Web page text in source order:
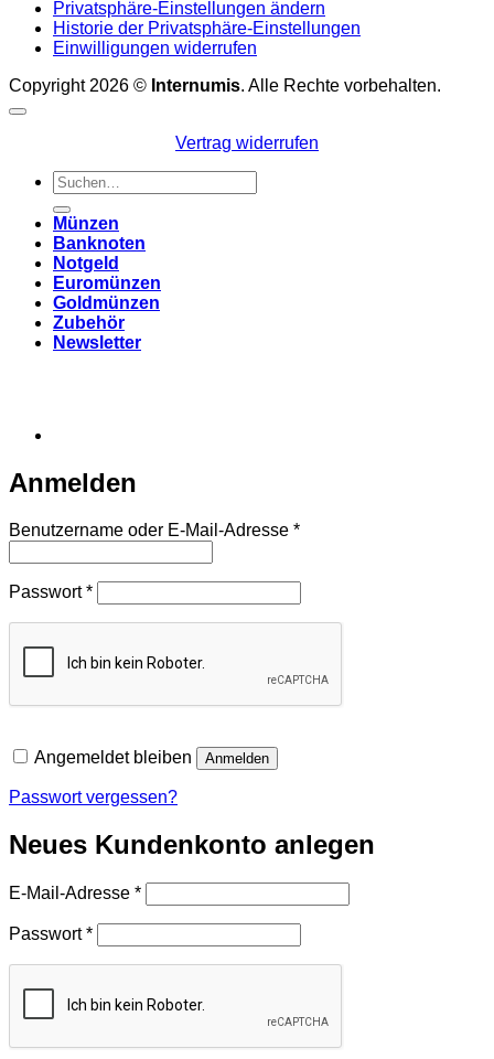
Privatsphäre-Einstellungen ändern
Historie der Privatsphäre-Einstellungen
Einwilligungen widerrufen
Copyright 2026 © Internumis. Alle Rechte vorbehalten.
Vertrag widerrufen
Suchen
nach:
Münzen
Banknoten
Notgeld
Euromünzen
Goldmünzen
Zubehör
Newsletter
Anmelden
Benutzername oder E-Mail-Adresse *Erforderlich
Passwort*Erforderlich
Angemeldet bleiben Anmelden
Passwort vergessen?
Neues Kundenkonto anlegen
E-Mail-Adresse *Erforderlich
Passwort*Erforderlich